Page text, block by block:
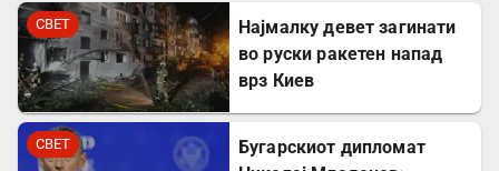
породувањата во Србија
СВЕТ
Најмалку девет загинати
во руски ракетен напад
врз Киев
СВЕТ
Бугарскиот дипломат